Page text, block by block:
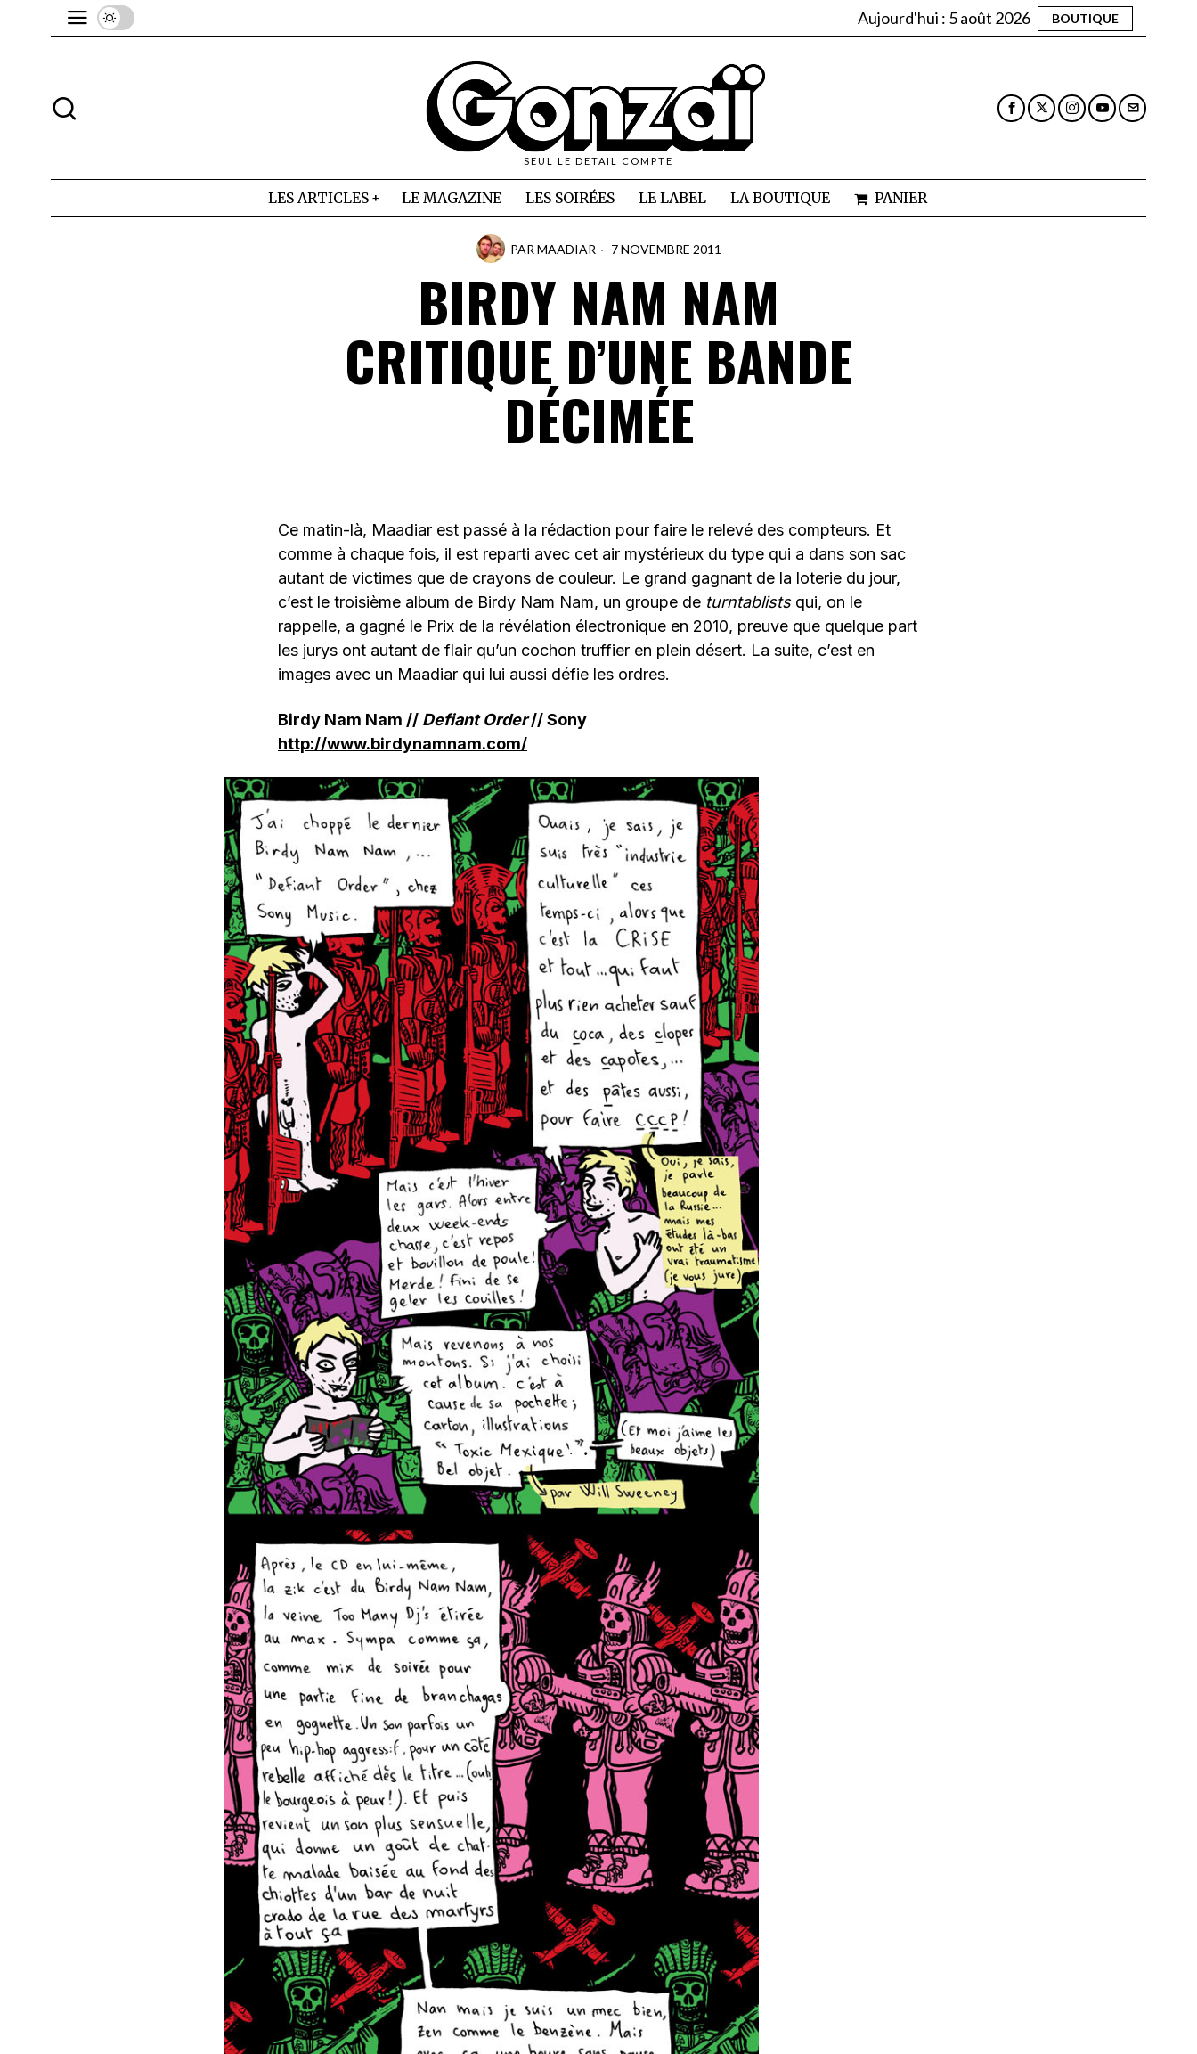
Aujourd'hui : 5 août 2026 BOUTIQUE
SEUL LE DETAIL COMPTE
LES ARTICLES LE MAGAZINE LES SOIRÉES LE LABEL LA BOUTIQUE PANIER
PAR MAADIAR 7 NOVEMBRE 2011
BIRDY NAM NAM
CRITIQUE D’UNE BANDE
DÉCIMÉE
Ce matin-là, Maadiar est passé à la rédaction pour faire le relevé des compteurs. Et
comme à chaque fois, il est reparti avec cet air mystérieux du type qui a dans son sac
autant de victimes que de crayons de couleur. Le grand gagnant de la loterie du jour,
c’est le troisième album de Birdy Nam Nam, un groupe de turntablistsqui, on le
rappelle, a gagné le Prix de la révélation électronique en 2010, preuve que quelque part
les jurys ont autant de flair qu’un cochon truffier en plein désert. La suite, c’est en
images avec un Maadiar qui lui aussi défie les ordres.
Birdy Nam Nam // Defiant Order// Sony
http://www.birdynamnam.com/